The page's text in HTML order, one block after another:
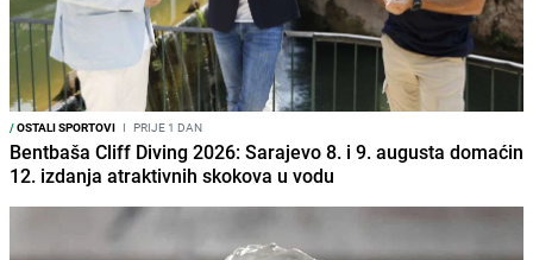
/OSTALI SPORTOVI I PRIJE 1 DAN
Bentbaša Cliff Diving 2026: Sarajevo 8. i 9. augusta domaćin
12. izdanja atraktivnih skokova u vodu